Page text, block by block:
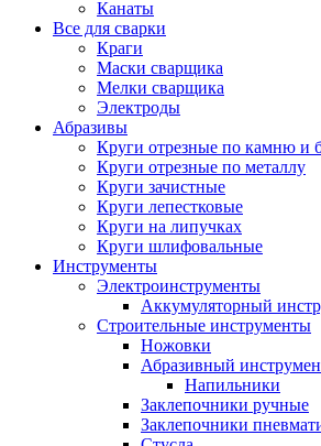
Канаты
Все для сварки
Краги
Маски сварщика
Мелки сварщика
Электроды
Абразивы
Круги отрезные по камню и
Круги отрезные по металлу
Круги зачистные
Круги лепестковые
Круги на липучках
Круги шлифовальные
Инструменты
Электроинструменты
Аккумуляторный
Строительные инструменты
Ножовки
Абразивный
Напильники
Заклепочники ручные
Заклепочники